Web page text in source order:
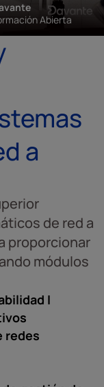
Abierta
a
de red a
proporcionar
módulos
I
redes